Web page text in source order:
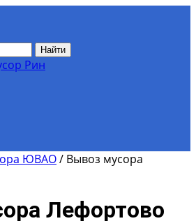
Найти
ЮВАО/ Вывоз мусора
Лефортово